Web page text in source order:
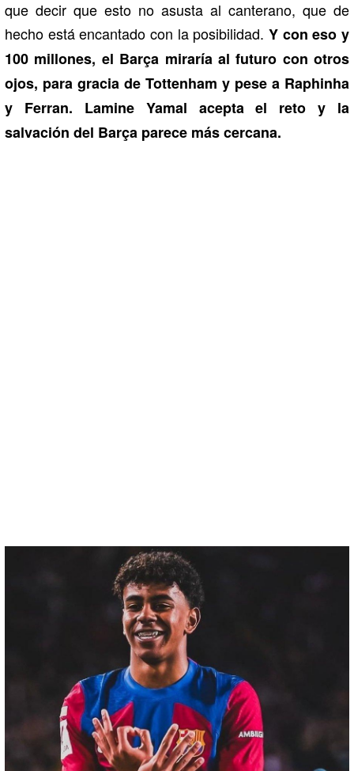
que decir que esto no asusta al canterano, que de
hecho está encantado con la posibilidad. Y con eso y
100 millones, el Barça miraría al futuro con otros
ojos, para gracia de Tottenham y pese a Raphinha
y Ferran. Lamine Yamal acepta el reto y la
salvación del Barça parece más cercana.